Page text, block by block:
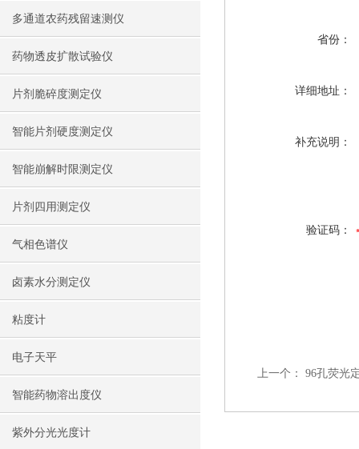
多通道农药残留速测仪
药物透皮扩散试验仪
片剂脆碎度测定仪
智能片剂硬度测定仪
智能崩解时限测定仪
片剂四用测定仪
气相色谱仪
卤素水分测定仪
粘度计
电子天平
智能药物溶出度仪
紫外分光光度计
省份：
详细地址：
补充说明：
验证码：
上一个： 96孔荧光